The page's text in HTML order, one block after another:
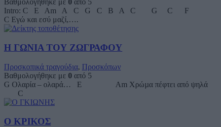
Βαθμολογήθηκε με 0 από 5
Intro: C E Am A C G C B A C G C F
C Εγώ και εσύ μαζί,….
Η ΓΩΝΙΑ ΤΟΥ ΖΩΓΡΑΦΟΥ
Προσκοπικά τραγούδια, Προσκόπων
Βαθμολογήθηκε με 0 από 5
G Ολαρία – ολαρά… E Am Χρώµα πέφτει από ψηλά
C
Ο ΚΡΙΚΟΣ